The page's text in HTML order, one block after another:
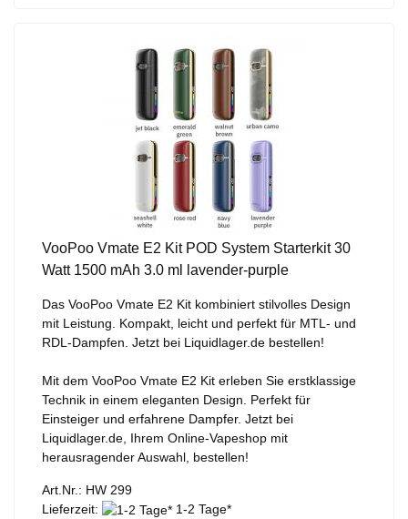
VooPoo Vmate E2 Kit POD System Starterkit 30
Watt 1500 mAh 3.0 ml lavender-purple
Das VooPoo Vmate E2 Kit kombiniert stilvolles Design
mit Leistung. Kompakt, leicht und perfekt für MTL- und
RDL-Dampfen. Jetzt bei Liquidlager.de bestellen!
Mit dem VooPoo Vmate E2 Kit erleben Sie erstklassige
Technik in einem eleganten Design. Perfekt für
Einsteiger und erfahrene Dampfer. Jetzt bei
Liquidlager.de, Ihrem Online-Vapeshop mit
herausragender Auswahl, bestellen!
Art.Nr.: HW 299
Lieferzeit:
1-2 Tage*